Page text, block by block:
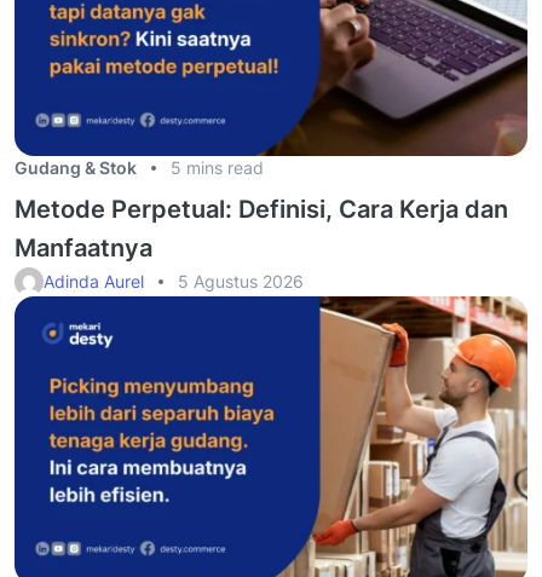
Gudang & Stok 5 mins read
Metode Perpetual: Definisi, Cara Kerja dan
Manfaatnya
Adinda Aurel 5 Agustus 2026